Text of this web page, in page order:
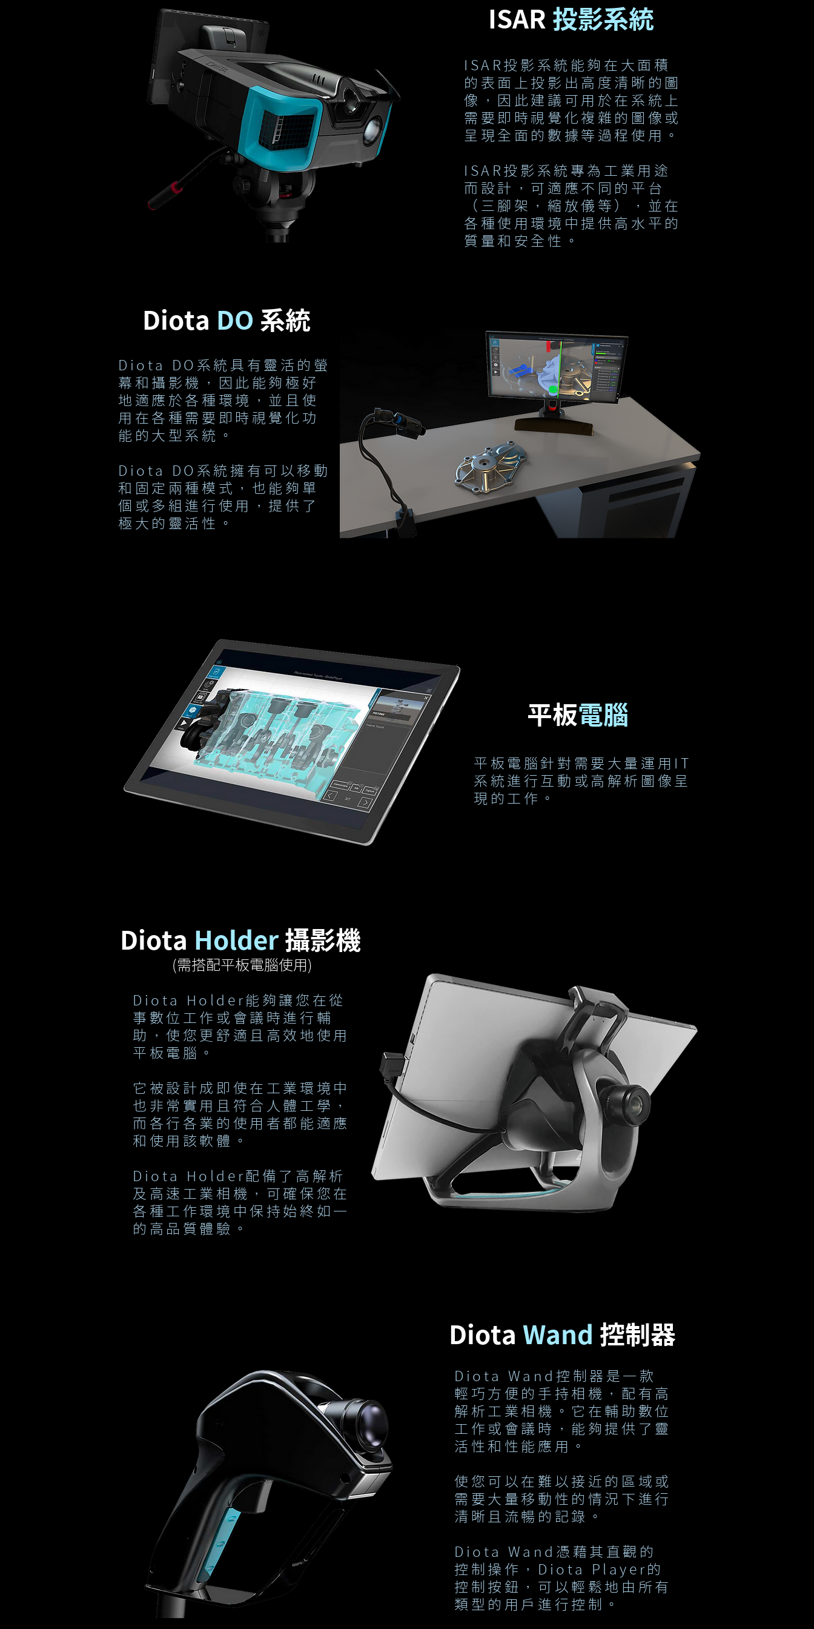
ISAR 投影系統
ISAR投影系統能夠在大面積
的表面上投影出高度清晰的圖
像，因此建議可用於在系統上
需要即時視覺化複雜的圖像或
呈現全面的數據等過程使用。
ISAR投影系統專為工業用途
而設計，可適應不同的平台
（三腳架，縮放儀等），並在
各種使用環境中提供高水平的
質量和安全性。
Diota DO 系統
Diota DO系統具有靈活的螢
幕和攝影機，因此能夠極好
地適應於各種環境，並且使
用在各種需要即時視覺化功
能的大型系統。
Diota DO系統擁有可以移動
和固定兩種模式，也能夠單
個或多組進行使用，提供了
極大的靈活性。
平板電腦
平板電腦針對 需要大量運用IT
系統進行互動或高解析圖像呈
現的工作。
Diota Holder 攝影機
​(需搭配平板電腦使用)
Diota Holder能夠讓您在從
事數位工作或會議時進行輔
助，使您更舒適且高效地使用
平板電腦。
它被設計成即使在工業環境中
也非常實用且符合人體工學，
而各行各業的使用者都能適應
和使用該軟體。
Diota Holder配備了高解析
及高速工業相機，可確保您在
各種工作環境中保持始終如一
的高品質體驗。
Diota Wand 控制器
Diota Wand控制器是一款
輕巧方便的手持相機，配有高
解析工業相機。它在輔助數位
工作或會議時，能夠提供了靈
活性和性能應用。
使您可以在難以接近的區域或
需要大量移動性的情況下進行
清晰且流暢的記錄。
Diota Wand憑藉其直觀的
控制操作，Diota Player的
控制按鈕，可以輕鬆地由所有
類型的用戶進行控制。